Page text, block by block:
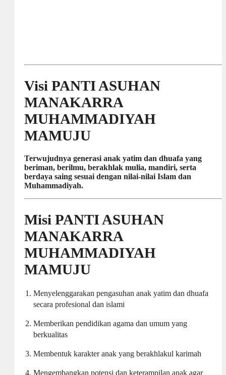
Visi PANTI ASUHAN
MANAKARRA
MUHAMMADIYAH
MAMUJU
Terwujudnya generasi anak yatim dan dhuafa yang
beriman, berilmu, berakhlak mulia, mandiri, serta
berdaya saing sesuai dengan nilai-nilai Islam dan
Muhammadiyah.
Misi PANTI ASUHAN
MANAKARRA
MUHAMMADIYAH
MAMUJU
Menyelenggarakan pengasuhan anak yatim dan dhuafa
secara profesional dan islami
Memberikan pendidikan agama dan umum yang
berkualitas
Membentuk karakter anak yang berakhlakul karimah
Mengembangkan potensi dan keterampilan anak agar